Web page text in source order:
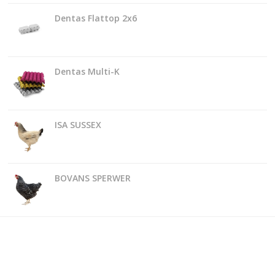
Dentas Flattop 2x6
Dentas Multi-K
ISA SUSSEX
BOVANS SPERWER